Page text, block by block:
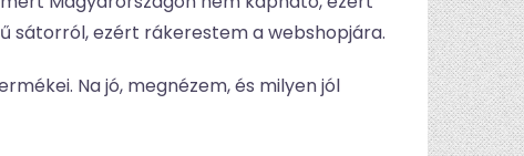
sátorról, ezért rákerestem a webshopjára.
Na jó, megnézem, és milyen jól